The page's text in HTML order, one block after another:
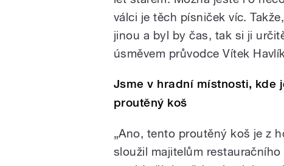
válci je těch písniček víc.
jinou a byl by čas, tak si ji
úsměvem průvodce Vítek
Jsme v hradní místnosti, kde
proutěný koš
„Ano, tento proutěný koš je z
sloužil majitelům